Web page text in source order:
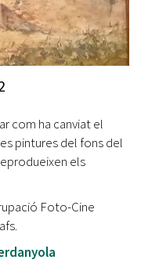
com ha canviat el
pintures del fons del
els
Foto-Cine